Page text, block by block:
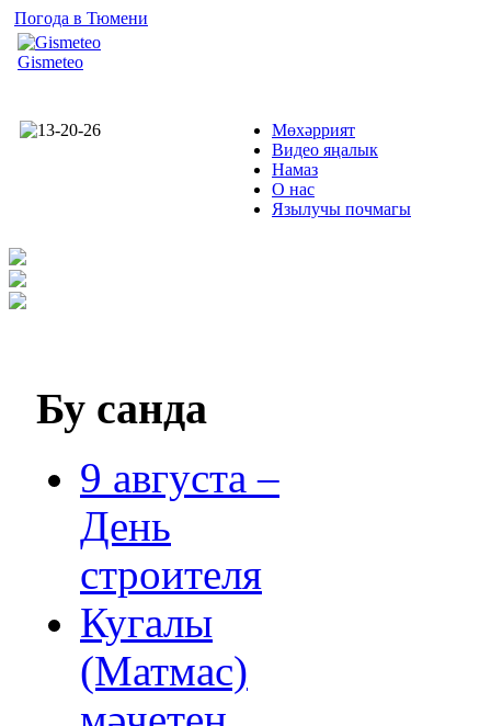
Погода в Тюмени
Gismeteo
Мөхәррият
Видео яңалык
Намаз
О нас
Язылучы почмагы
Бу санда
9 августа –
День
строителя
Кугалы
(Матмас)